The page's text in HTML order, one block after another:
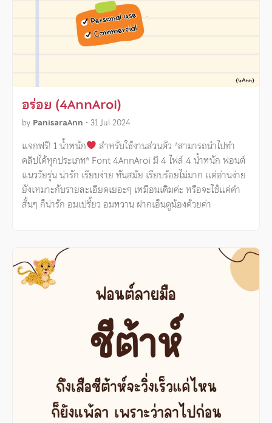
อร่อย (4AnnAroi)
by PanisaraAnn • 31 Jul 2024
แจกฟรี! 1 น้ำหนัก
สำหรับใช้งานส่วนตัว *สามารถนำไปทำ
คลิปได้ทุกประเภท* Font 4AnnAroi มี 4 ไฟล์ 4 น้ำหนัก ฟอนต์
แนววัยรุ่น น่ารัก เรียบง่าย ทันสมัย เรียบร้อยไม่มาก แต่อ่านง่าย
ยังเหมาะกับรายละเอียดเยอะๆ เหมือนเดิมค่ะ หรือจะใช้แค่คำ
สั้นๆ ก็น่ารัก อมเปรี้ยว อมหวาน ฝากเอ็นดูน้องด้วยค่า